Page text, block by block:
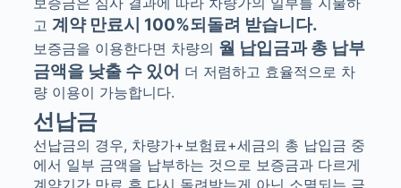
고 계약 만료시 100%되돌려 받습니다.
보증금을 이용한다면 차량의 월 납입금과 총 납부
금액을 낮출 수 있어 더 저렴하고 효율적으로 차
량 이용이 가능합니다.
선납금
선납금의 경우, 차량가+보험료+세금의 총 납입금 중
에서 일부 금액을 납부하는 것으로 보증금과 다르게
계약기간 만료 후 다시 돌려받는게 아닌 소멸되는 금